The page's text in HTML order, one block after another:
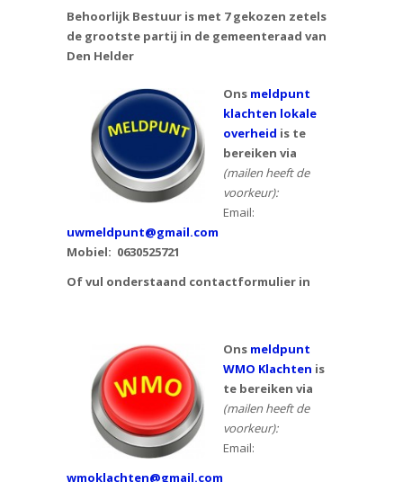
Behoorlijk Bestuur is met 7 gekozen zetels
de grootste partij in de gemeenteraad van
Den Helder
Ons meldpunt
klachten lokale
overheid is te
bereiken via
(mailen heeft de
voorkeur):
Email:
uwmeldpunt@gmail.com
Mobiel: 0630525721
Of vul onderstaand contactformulier in
Ons meldpunt
WMO Klachten is
te bereiken via
(mailen heeft de
voorkeur):
Email:
wmoklachten@gmail.com